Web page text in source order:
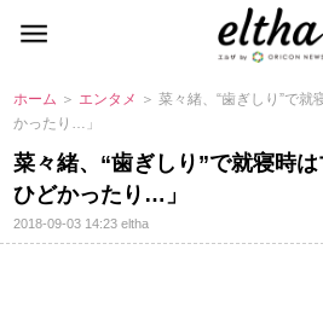
ホーム ＞ エンタメ ＞ 菜々緒、“歯ぎしり”で
かったり…」
菜々緒、“歯ぎしり”で就寝時
ひどかったり…」
2018-09-03 14:23eltha